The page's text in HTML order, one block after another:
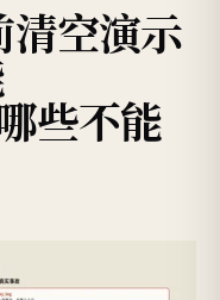
空演示
些不能